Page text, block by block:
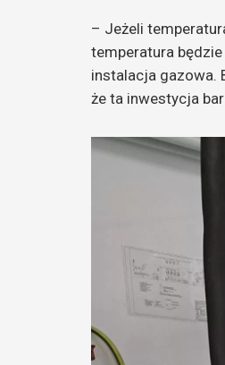
– Jeżeli
temperatura
instalacja gazowa.
że ta inwestycja